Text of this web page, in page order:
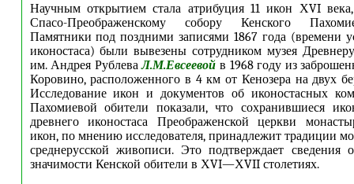
Научным открытием стала атрибуция 11 икон ХVI
Спасо-Преображенскому собору Кенского
Памятники под поздними записями 1867 года (времени
иконостаса) были вывезены сотрудником музея
им. Андрея РублеваЛ.М.Евсеевой в 1968 году из
Коровино, расположенного в 4 км от Кенозера на двух
Исследование икон и документов об иконостасных
Пахомиевой обители показали, что сохранившиеся
древнего иконостаса Преображенской церкви
икон, по мнению исследователя, принадлежит традиции
среднерусской живописи. Это подтверждает сведения
значимости Кенской обители в ХVI—ХVII столетиях.